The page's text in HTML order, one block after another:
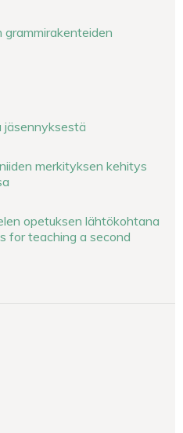
grammirakenteiden
jäsennyksestä
merkityksen kehitys
opetuksen lähtökohtana
for teaching a second